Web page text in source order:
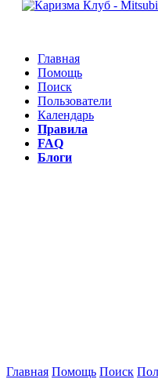
Главная
Помощь
Поиск
Пользователи
Календарь
Правила
FAQ
Блоги
Главная Помощь Поиск